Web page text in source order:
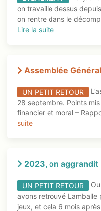
on travaille dessus
on rentre dans le
Lire la suite
Assemblée
UN PETIT RETOUR
28 septembre. Points mis
financier et moral –
suite
2023, on aggrandit
UN PETIT RETOUR
avons retrouvé Lamballe
jeux, et cela 6 mois